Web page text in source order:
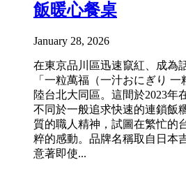
飯暖心餐桌
January 28, 2026
在東京品川區迅速竄紅、成為
「一粒萬福（一汁おにぎり
陸台北大同區。這間於2023年
不同於一般追求快速的連鎖飯
質的職人精神，試圖在繁忙的
粹的感動。品牌名稱取自日本
意著即使...